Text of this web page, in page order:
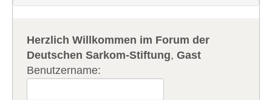
Herzlich Willkommen im Forum der
Deutschen Sarkom-Stiftung,Gast
Benutzername: